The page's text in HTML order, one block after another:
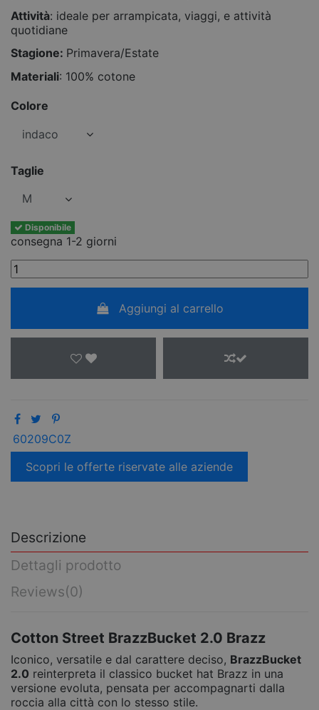
Attività: ideale per arrampicata, viaggi, e attività
quotidiane
Stagione: Primavera/Estate
Materiali: 100% cotone
Colore
Taglie
Disponibile
consegna 1-2 giorni
Aggiungi al carrello
60209C0Z
Scopri le offerte riservate alle aziende
Descrizione
Dettagli prodotto
Reviews(0)
Cotton Street BrazzBucket 2.0 Brazz
Iconico, versatile e dal carattere deciso, BrazzBucket
2.0 reinterpreta il classico bucket hat Brazz in una
versione evoluta, pensata per accompagnarti dalla
roccia alla città con lo stesso stile.